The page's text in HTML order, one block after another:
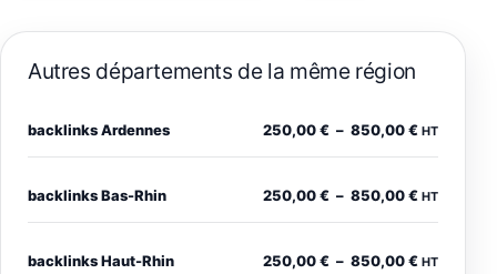
Autres départements de la même région
backlinks Ardennes 250,00€ – 850,00€Plage de
HT
backlinks Bas-Rhin 250,00€ – 850,00€Plage de
HT
backlinks Haut-Rhin 250,00€ – 850,00€Plage de
HT